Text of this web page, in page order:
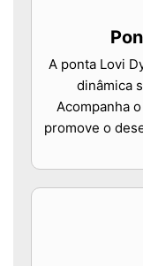
A ponta Lovi
dinâmica
Acompanha
promove o